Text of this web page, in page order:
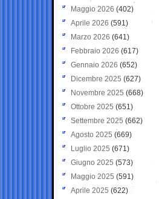
Maggio 2026 (402)
Aprile 2026 (591)
Marzo 2026 (641)
Febbraio 2026 (617)
Gennaio 2026 (652)
Dicembre 2025 (627)
Novembre 2025 (668)
Ottobre 2025 (651)
Settembre 2025 (662)
Agosto 2025 (669)
Luglio 2025 (671)
Giugno 2025 (573)
Maggio 2025 (591)
Aprile 2025 (622)